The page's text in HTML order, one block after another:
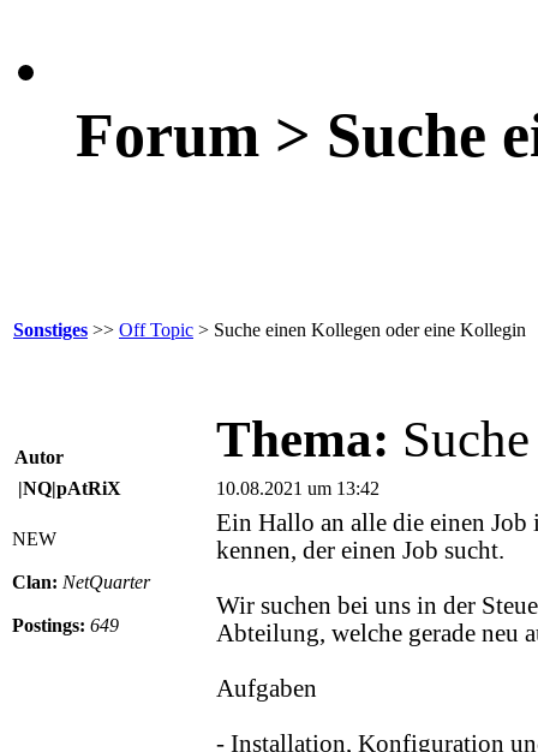
Forum > Suche
Sonstiges >> Off Topic > Suche einen Kollegen oder eine Kollegin
Autor Thema:
|NQ|pAtRiX 10.08.2021 um 13:42
NEW
Clan: NetQuarter
Postings: 649
Ein Hallo an alle die einen Job
kennen, der einen Job sucht.
Wir suchen bei uns in der
Abteilung, welche gerade neu
Aufgaben
- Installation, Konfiguration